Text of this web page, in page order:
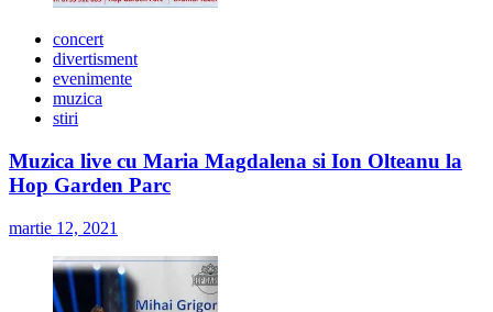
concert
divertisment
evenimente
muzica
stiri
Muzica live cu Maria Magdalena si Ion Olteanu la
Hop Garden Parc
martie 12, 2021